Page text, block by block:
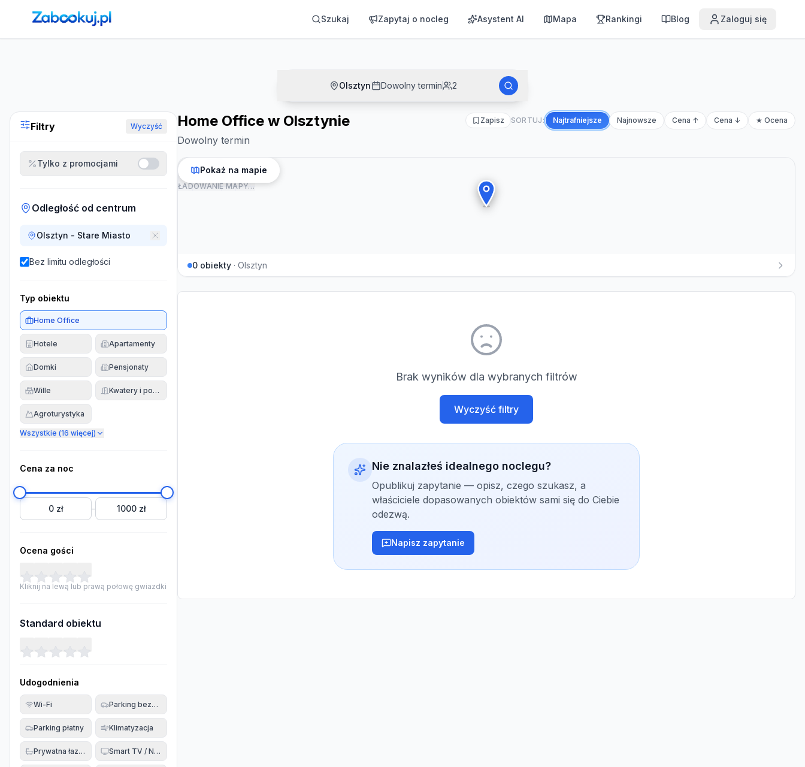
Strona główna ›Noclegi Szukaj Zapytaj o nocleg Asystent AI Mapa Rankingi Blog Zaloguj się
Olsztyn Dowolny termin 2
Filtry Wyczyść
Tylko z promocjami
Odległość od centrum
Olsztyn - Stare Miasto
Bez limitu odległości
Typ obiektu
Home Office
Hotele Apartamenty
Domki Pensjonaty
Wille Kwatery i pokoje
Agroturystyka
Wszystkie (16 więcej)
Cena za noc
0 zł – 1000 zł
Ocena gości
Kliknij na lewą lub prawą połowę gwiazdki
Standard obiektu
Udogodnienia
Wi-Fi Parking bezpłatny
Parking płatny Klimatyzacja
Prywatna łazienka Smart TV / Netflix
Home Office w Olsztynie
Dowolny termin
Zapisz SORTUJ: Najtrafniejsze Najnowsze Cena ↑ Cena ↓ ★ Ocena
ŁADOWANIE MAPY…
Pokaż na mapie
0 obiekty · Olsztyn
Brak wyników dla wybranych filtrów
Wyczyść filtry
Nie znalazłeś idealnego noclegu?
Opublikuj zapytanie — opisz, czego szukasz, a
właściciele dopasowanych obiektów sami się do Ciebie
odezwą.
Napisz zapytanie